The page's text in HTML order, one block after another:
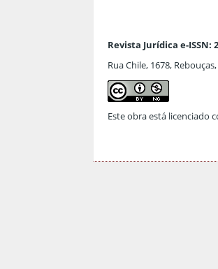
Revista Jurídica e-ISSN:
Rua Chile, 1678,
Este obra está licenciado